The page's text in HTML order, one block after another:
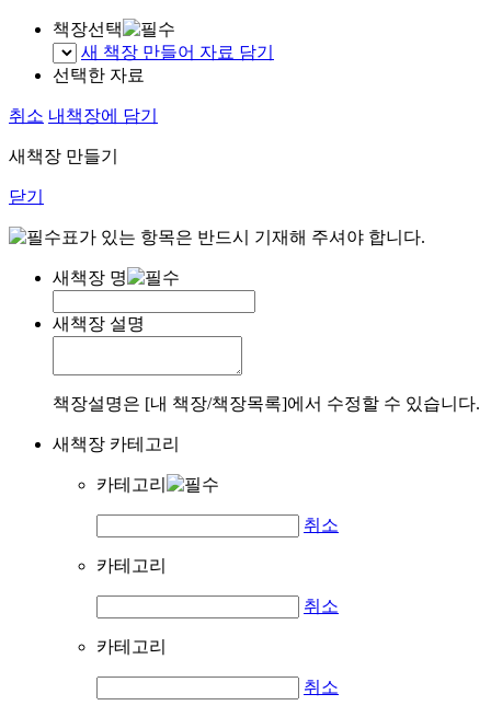
책장선택
새 책장 만들어 자료 담기
선택한 자료
취소 내책장에 담기
새책장 만들기
닫기
표가 있는 항목은 반드시 기재해 주셔야 합니다.
새책장 명
새책장 설명
책장설명은 [내 책장/책장목록]에서 수정할 수 있습니다.
새책장 카테고리
카테고리
취소
카테고리
취소
카테고리
취소